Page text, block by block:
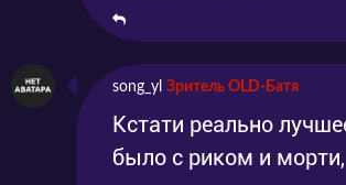
song_yl Зритель OLD-Батя
Кстати реально
было с риком и морти,